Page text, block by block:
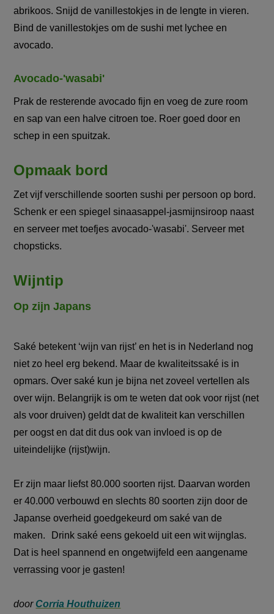
abrikoos. Snijd de vanillestokjes in de lengte in vieren.
Bind de vanillestokjes om de sushi met lychee en
avocado.
Avocado-'wasabi'
Prak de resterende avocado fijn en voeg de zure room
en sap van een halve citroen toe. Roer goed door en
schep in een spuitzak.
Opmaak bord
Zet vijf verschillende soorten sushi per persoon op bord.
Schenk er een spiegel sinaasappel-jasmijnsiroop naast
en serveer met toefjes avocado-'wasabi'. Serveer met
chopsticks.
Wijntip
Op zijn Japans
Saké betekent ‘wijn van rijst’ en het is in Nederland nog
niet zo heel erg bekend. Maar de kwaliteitssaké is in
opmars. Over saké kun je bijna net zoveel vertellen als
over wijn. Belangrijk is om te weten dat ook voor rijst (net
als voor druiven) geldt dat de kwaliteit kan verschillen
per oogst en dat dit dus ook van invloed is op de
uiteindelijke (rijst)wijn.
Er zijn maar liefst 80.000 soorten rijst. Daarvan worden
er 40.000 verbouwd en slechts 80 soorten zijn door de
Japanse overheid goedgekeurd om saké van de
maken. Drink saké eens gekoeld uit een wit wijnglas.
Dat is heel spannend en ongetwijfeld een aangename
verrassing voor je gasten!
door Corria Houthuizen